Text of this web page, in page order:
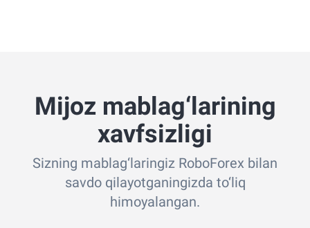
Mijoz mablag‘larining
xavfsizligi
Sizning mablag‘laringiz RoboForex bilan
savdo qilayotganingizda to‘liq
himoyalangan.